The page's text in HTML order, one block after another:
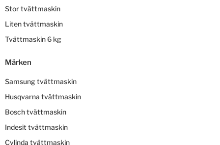
Stor tvättmaskin
Liten tvättmaskin
Tvättmaskin 6 kg
Märken
Samsung tvättmaskin
Husqvarna tvättmaskin
Bosch tvättmaskin
Indesit tvättmaskin
Cylinda tvättmaskin